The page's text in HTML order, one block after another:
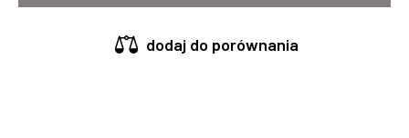
dodaj do porównania